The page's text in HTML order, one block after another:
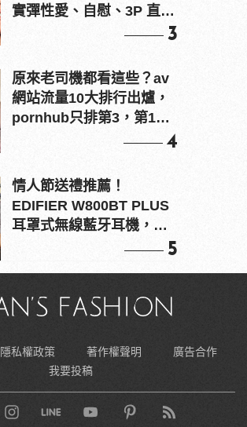
實彈性愛、自慰、3P 直接
3
原來老司機都看這些？av
網站流量10大排行出爐，
pornhub只排第3，第1名
4
情人節送禮推薦！
EDIFIER W800BT PLUS
耳罩式無線藍牙耳機，在
5
隱私權政策 著作權聲明
廣告合作
我要投稿